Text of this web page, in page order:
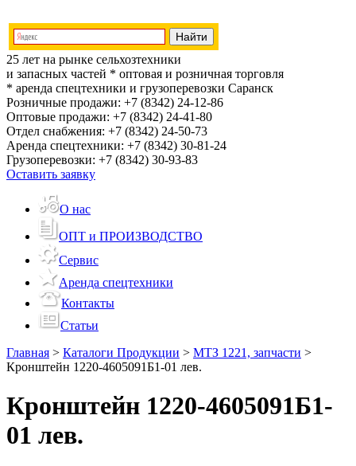
25 лет на рынке сельхозтехники
и запасных частей * оптовая и розничная торговля
* аренда спецтехники и грузоперевозки Саранск
Розничные продажи: +7 (8342) 24-12-86
Оптовые продажи: +7 (8342) 24-41-80
Отдел снабжения: +7 (8342) 24-50-73
Аренда спецтехники: +7 (8342) 30-81-24
Грузоперевозки: +7 (8342) 30-93-83
Оставить заявку
О нас
ОПТ и ПРОИЗВОДСТВО
Сервис
Аренда спецтехники
Контакты
Статьи
Главная > Каталоги Продукции > МТЗ 1221, запчасти >
Кронштейн 1220-4605091Б1-01 лев.
Кронштейн 1220-4605091Б1-
01 лев.